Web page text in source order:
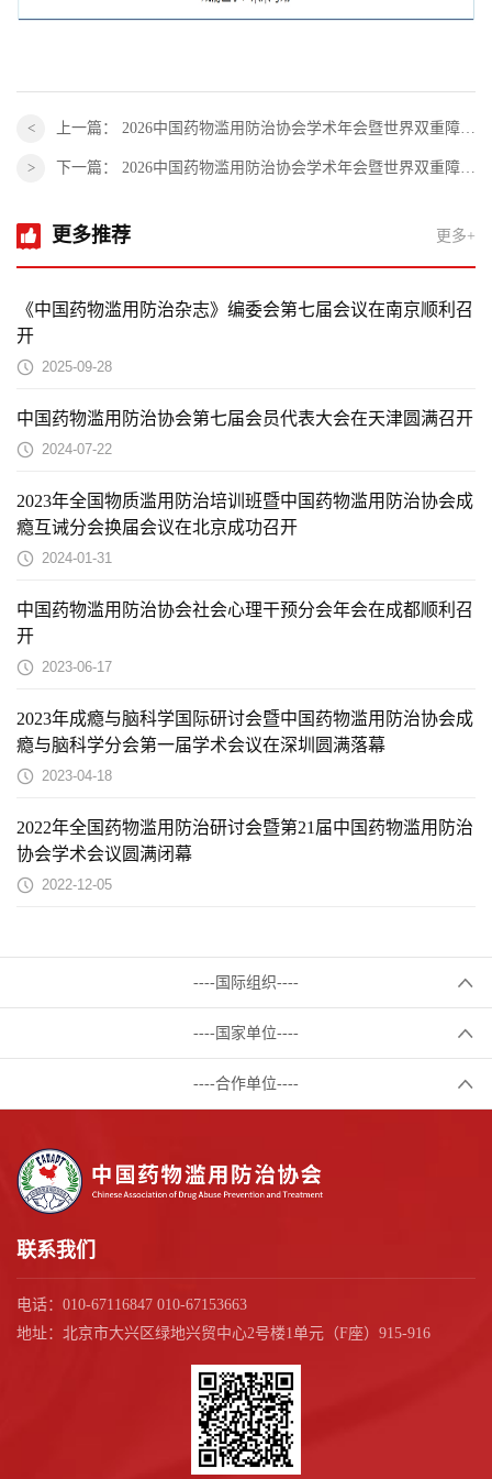
上一篇： 2026中国药物滥用防治协会学术年会暨世界双重障碍协会年会在上海圆满落幕
下一篇： 2026中国药物滥用防治协会学术年会暨世界双重障碍协会年会在上海圆满落幕
更多推荐 更多+
《中国药物滥用防治杂志》编委会第七届会议在南京顺利召
开
2025-09-28
中国药物滥用防治协会第七届会员代表大会在天津圆满召开
2024-07-22
2023年全国物质滥用防治培训班暨中国药物滥用防治协会成
瘾互诫分会换届会议在北京成功召开
2024-01-31
中国药物滥用防治协会社会心理干预分会年会在成都顺利召
开
2023-06-17
2023年成瘾与脑科学国际研讨会暨中国药物滥用防治协会成
瘾与脑科学分会第一届学术会议在深圳圆满落幕
2023-04-18
2022年全国药物滥用防治研讨会暨第21届中国药物滥用防治
协会学术会议圆满闭幕
2022-12-05
----国际组织----
----国家单位----
----合作单位----
联系我们
电话：010-67116847 010-67153663
地址：北京市大兴区绿地兴贸中心2号楼1单元（F座）915-916